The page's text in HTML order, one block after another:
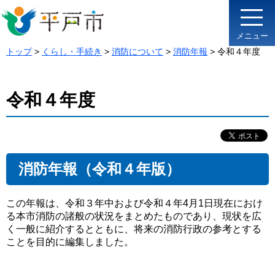
メニュー
トップ> くらし・手続き > 消防について > 消防年報 > 令和４年度
令和４年度
消防年報（令和４年版）
この年報は、令和３年中および令和４年4月1日現在におけ
る本市消防の諸般の状況をまとめたものであり、現状を広
く一般に紹介するとともに、将来の消防行政の参考とする
ことを目的に編集しました。